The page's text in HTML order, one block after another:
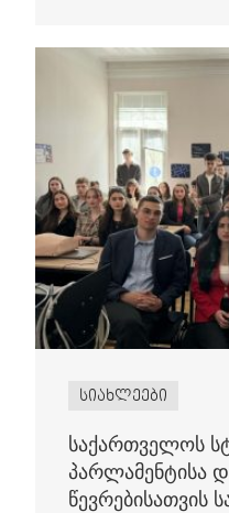
სიახლეები
საქართველოს
პარლამენტისა
წევრებისათვის